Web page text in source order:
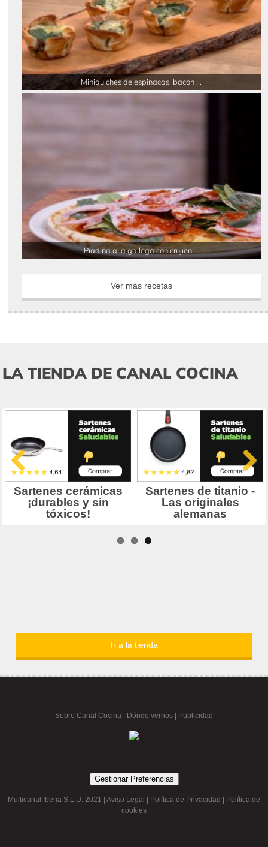
Miniquiches de espinacas, bacon ...
Piadina a la gallega con crujien ...
Ver más recetas
LA TIENDA DE CANAL COCINA
Ir a la tienda
Sobre Canal Cocina Dónde vernos | Publicidad
Gestionar Preferencias
Multicanal Iberia S.L.U. 2021 | Aviso Legal Política de Privacidad
Política de
cookies